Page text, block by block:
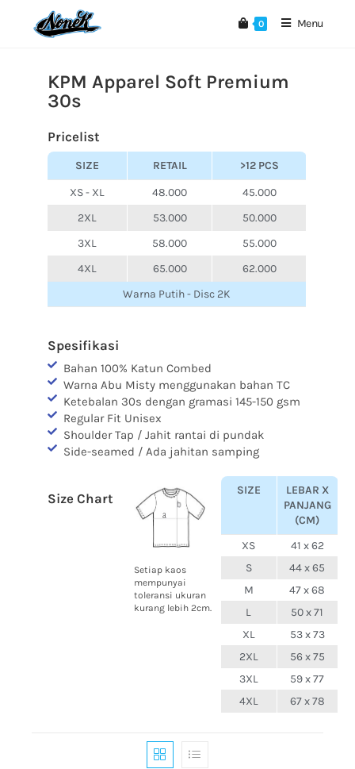
0 Menu
KPM Apparel Soft Premium
30s
Pricelist
SIZE RETAIL
>12 PCS
XS - XL
48.000
45.000
2XL
53.000
50.000
3XL
58.000
55.000
4XL
65.000
62.000
Warna Putih - Disc 2K
Size Chart
Setiap kaos
mempunyai
toleransi ukuran
kurang lebih 2cm.
SIZE
LEBAR X
PANJANG
(CM)
XS
41 x 62
S
44 x 65
M
47 x 68
L
50 x 71
XL
53 x 73
2XL
56 x 75
3XL
59 x 77
4XL
67 x 78
Spesifikasi
Bahan 100% Katun Combed
Warna Abu Misty menggunakan bahan TC
Ketebalan 30s dengan gramasi 145-150 gsm
Regular Fit Unisex
Shoulder Tap / Jahit rantai di pundak
Side-seamed / Ada jahitan samping